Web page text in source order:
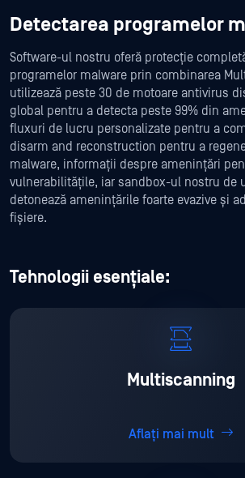
Detectarea programelor
Software-ul nostru oferă protecție
programelor malware prin combinarea
utilizează peste 30 de motoare antivirus
global pentru a detecta peste 99% din
fluxuri de lucru personalizate pentru a
disarm and reconstruction pentru a
malware, informații despre amenințări
vulnerabilitățile, iar sandbox-ul nostru de
detonează amenințările foarte evazive și
fișiere.
Tehnologii esențiale:
Multiscanning
Aflați mai mult